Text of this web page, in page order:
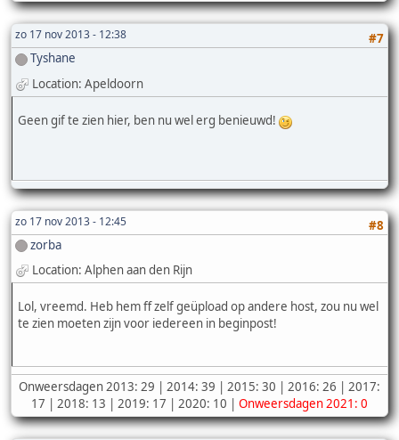
zo 17 nov 2013 - 12:38
#7
Tyshane
Location: Apeldoorn
Geen gif te zien hier, ben nu wel erg benieuwd!
zo 17 nov 2013 - 12:45
#8
zorba
Location: Alphen aan den Rijn
Lol, vreemd. Heb hem ff zelf geüpload op andere host, zou nu wel
te zien moeten zijn voor iedereen in beginpost!
Onweersdagen 2013: 29 | 2014: 39 | 2015: 30 | 2016: 26 | 2017:
17 | 2018: 13 | 2019: 17 | 2020: 10 | Onweersdagen 2021: 0